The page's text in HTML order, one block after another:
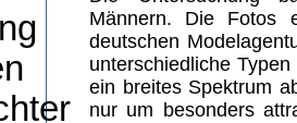
Männern. Die Fotos
deutschen
unterschiedliche
ein breites Spektrum
nur um besonders